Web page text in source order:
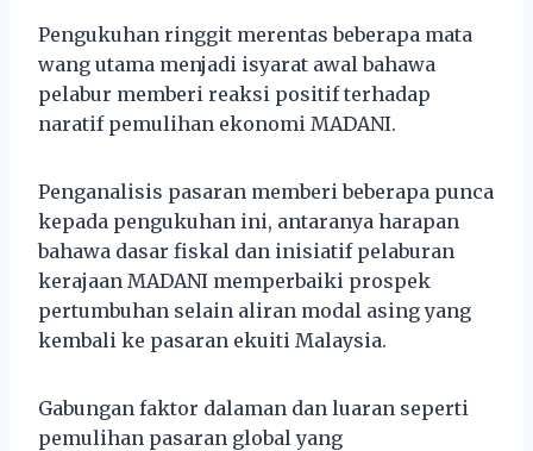
Pengukuhan ringgit merentas beberapa mata
wang utama menjadi isyarat awal bahawa
pelabur memberi reaksi positif terhadap
naratif pemulihan ekonomi MADANI.
Penganalisis pasaran memberi beberapa punca
kepada pengukuhan ini, antaranya harapan
bahawa dasar fiskal dan inisiatif pelaburan
kerajaan MADANI memperbaiki prospek
pertumbuhan selain aliran modal asing yang
kembali ke pasaran ekuiti Malaysia.
Gabungan faktor dalaman dan luaran seperti
pemulihan pasaran global yang